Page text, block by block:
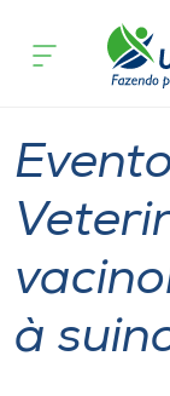
Cursos
Pesquisa
Atendimento
Portal de
acontece
à